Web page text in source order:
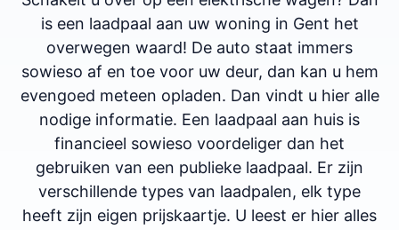
is een laadpaal aan uw woning in Gent het
overwegen waard! De auto staat immers
sowieso af en toe voor uw deur, dan kan u hem
evengoed meteen opladen. Dan vindt u hier alle
nodige informatie. Een laadpaal aan huis is
financieel sowieso voordeliger dan het
gebruiken van een publieke laadpaal. Er zijn
verschillende types van laadpalen, elk type
heeft zijn eigen prijskaartje. U leest er hier alles